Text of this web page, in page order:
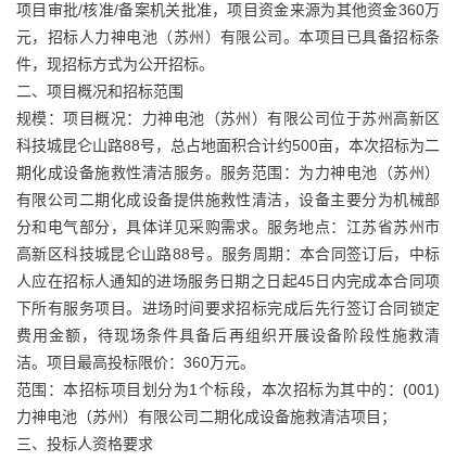
项目审批/核准/备案机关批准，项目资金来源为其他资金360万
元，招标人力神电池（苏州）有限公司。本项目已具备招标条
件，现招标方式为公开招标。
二、项目概况和招标范围
规模：项目概况：力神电池（苏州）有限公司位于苏州高新区
科技城昆仑山路88号，总占地面积合计约500亩，本次招标为二
期化成设备施救性清洁服务。服务范围：为力神电池（苏州）
有限公司二期化成设备提供施救性清洁，设备主要分为机械部
分和电气部分，具体详见采购需求。服务地点：江苏省苏州市
高新区科技城昆仑山路88号。服务周期：本合同签订后，中标
人应在招标人通知的进场服务日期之日起45日内完成本合同项
下所有服务项目。进场时间要求招标完成后先行签订合同锁定
费用金额，待现场条件具备后再组织开展设备阶段性施救清
洁。项目最高投标限价：360万元。
范围：本招标项目划分为1个标段，本次招标为其中的：(001)
力神电池（苏州）有限公司二期化成设备施救清洁项目；
三、投标人资格要求